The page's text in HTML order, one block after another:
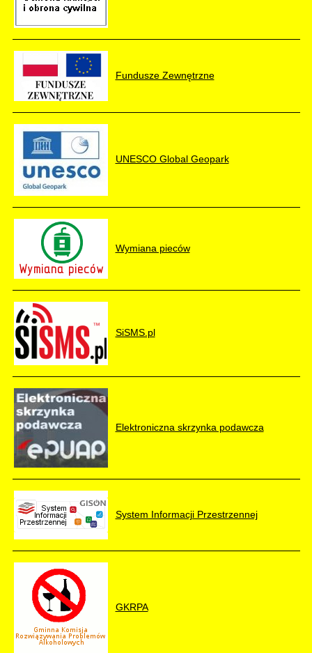
Fundusze Zewnętrzne
UNESCO Global Geopark
Wymiana pieców
SiSMS.pl
Elektroniczna skrzynka podawcza
System Informacji Przestrzennej
GKRPA